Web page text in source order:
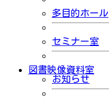
多目的ホール
セミナー室
図書映像資料室
お知らせ